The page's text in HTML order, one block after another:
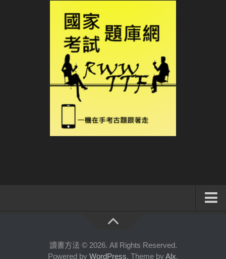
讀書方法 © 2026. All Rights Reserved.
Powered by WordPress. Theme byAlx.